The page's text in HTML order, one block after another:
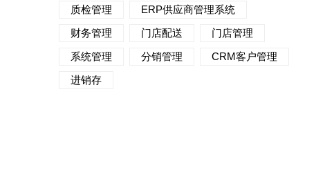
质检管理
ERP供应商管理系统
财务管理
门店配送
门店管理
系统管理
分销管理
CRM客户管理
进销存